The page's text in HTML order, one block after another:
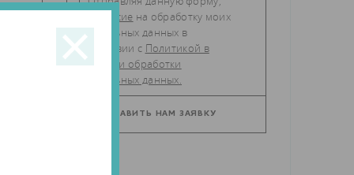
согласие
персональных данных в
соответствии с Политикой в
отношении обработки
персональных данных.